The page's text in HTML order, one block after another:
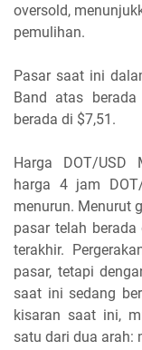
oversold,
pemulihan.
Pasar saat ini
Band atas
berada di $7,51.
Harga DOT/USD
harga 4 jam
menurun. Menurut
pasar telah
terakhir.
pasar, tetapi
saat ini sedang
kisaran saat ini,
satu dari dua arah: